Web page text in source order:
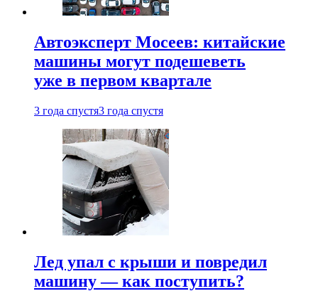
Автоэксперт Мосеев: китайские
машины могут подешеветь
уже в первом квартале
3 года спустя3 года спустя
Лед упал с крыши и повредил
машину — как поступить?